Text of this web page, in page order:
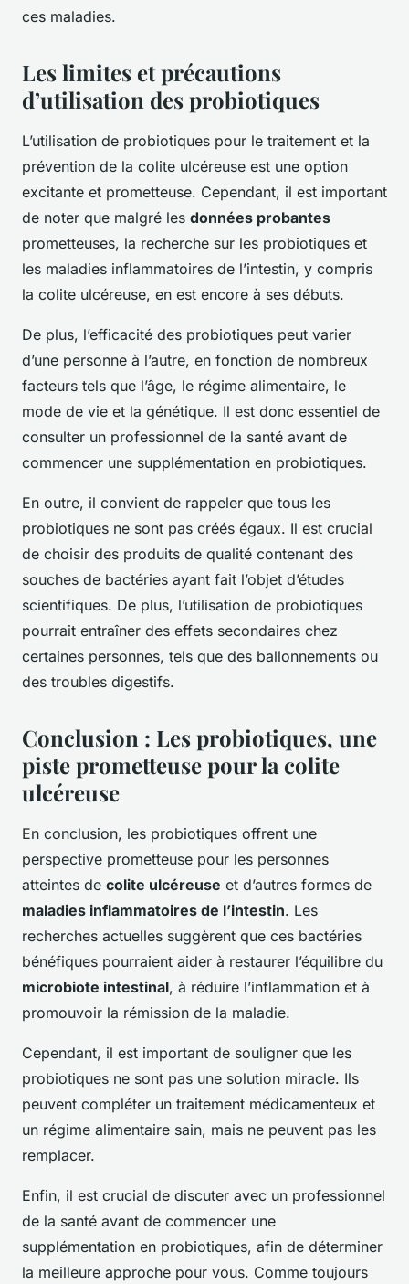
ces maladies.
Les limites et précautions
d’utilisation des probiotiques
L’utilisation de probiotiques pour le traitement et la
prévention de la colite ulcéreuse est une option
excitante et prometteuse. Cependant, il est important
de noter que malgré les données probantes
prometteuses, la recherche sur les probiotiques et
les maladies inflammatoires de l’intestin, y compris
la colite ulcéreuse, en est encore à ses débuts.
De plus, l’efficacité des probiotiques peut varier
d’une personne à l’autre, en fonction de nombreux
facteurs tels que l’âge, le régime alimentaire, le
mode de vie et la génétique. Il est donc essentiel de
consulter un professionnel de la santé avant de
commencer une supplémentation en probiotiques.
En outre, il convient de rappeler que tous les
probiotiques ne sont pas créés égaux. Il est crucial
de choisir des produits de qualité contenant des
souches de bactéries ayant fait l’objet d’études
scientifiques. De plus, l’utilisation de probiotiques
pourrait entraîner des effets secondaires chez
certaines personnes, tels que des ballonnements ou
des troubles digestifs.
Conclusion : Les probiotiques, une
piste prometteuse pour la colite
ulcéreuse
En conclusion, les probiotiques offrent une
perspective prometteuse pour les personnes
atteintes de colite ulcéreuse et d’autres formes de
maladies inflammatoires de l’intestin. Les
recherches actuelles suggèrent que ces bactéries
bénéfiques pourraient aider à restaurer l’équilibre du
microbiote intestinal, à réduire l’inflammation et à
promouvoir la rémission de la maladie.
Cependant, il est important de souligner que les
probiotiques ne sont pas une solution miracle. Ils
peuvent compléter un traitement médicamenteux et
un régime alimentaire sain, mais ne peuvent pas les
remplacer.
Enfin, il est crucial de discuter avec un professionnel
de la santé avant de commencer une
supplémentation en probiotiques, afin de déterminer
la meilleure approche pour vous. Comme toujours